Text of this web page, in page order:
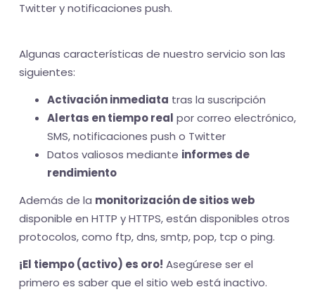
Twitter y notificaciones push.
Algunas características de nuestro servicio son las
siguientes:
Activación inmediata tras la suscripción
Alertas en tiempo real por correo electrónico,
SMS, notificaciones push o Twitter
Datos valiosos mediante informes de
rendimiento
Además de la monitorización de sitios web
disponible en HTTP y HTTPS, están disponibles otros
protocolos, como ftp, dns, smtp, pop, tcp o ping.
¡El tiempo (activo) es oro! Asegúrese ser el
primero es saber que el sitio web está inactivo.